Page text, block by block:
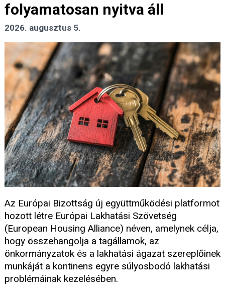
folyamatosan nyitva áll
2026. augusztus 5.
Az Európai Bizottság új együttműködési platformot
hozott létre Európai Lakhatási Szövetség
(European Housing Alliance) néven, amelynek célja,
hogy összehangolja a tagállamok, az
önkormányzatok és a lakhatási ágazat szereplőinek
munkáját a kontinens egyre súlyosbodó lakhatási
problémáinak kezelésében.